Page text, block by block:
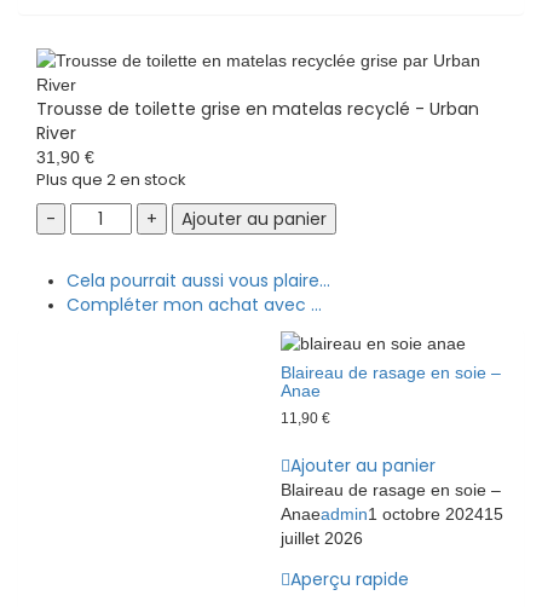
Trousse de toilette grise en matelas recyclé - Urban
River
31,90 €
Plus que 2 en stock
Trousse
de
grise
en
Ajouter au panier
Cela pourrait aussi vous plaire...
Compléter mon achat avec ...
Blaireau de rasage en soie –
Anae
11,90€
Ajouter au panier
Blaireau de rasage en soie –
Anaeadmin1 octobre 202415
juillet 2026
Aperçu rapide